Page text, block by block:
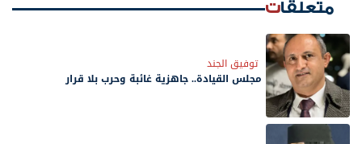
متعلقات
توفيق الجند
مجلس القيادة.. جاهزية غائبة وحرب بلا قرار